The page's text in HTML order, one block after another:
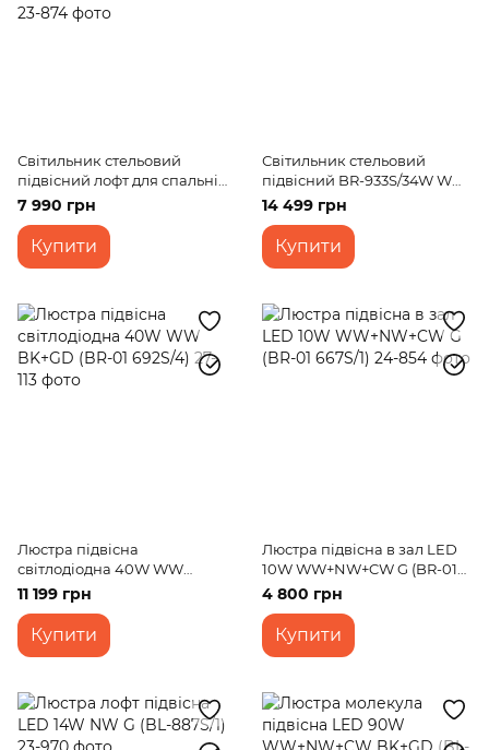
Світильник стельовий
підвісний лофт для спальні
світлодіодний BR-930S/25W
WW GBZ
7 990 грн
Купити
Світильник стельовий
підвісний BR-933S/34W WW
G
14 499 грн
Купити
Люстра підвісна
світлодіодна 40W WW
BK+GD (BR-01 692S/4)
11 199 грн
Купити
Люстра підвісна в зал LED
10W WW+NW+CW G (BR-01
667S/1)
4 800 грн
Купити